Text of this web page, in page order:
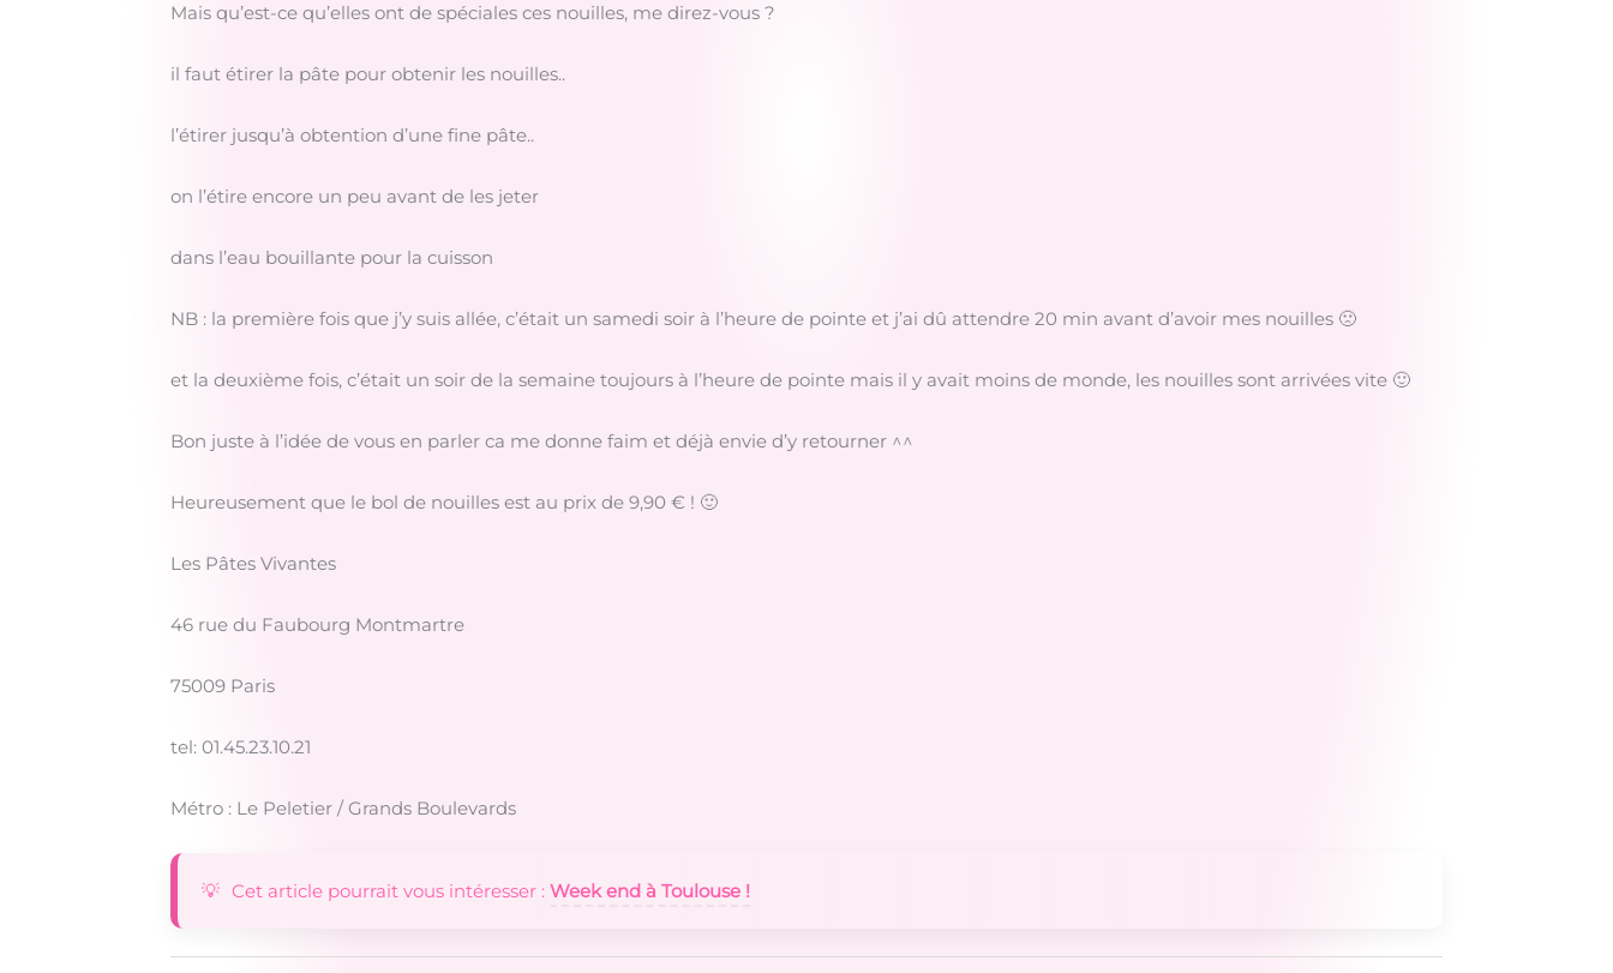
Mais qu’est-ce qu’elles ont de spéciales ces nouilles, me direz-vous ?
il faut étirer la pâte pour obtenir les nouilles..
l’étirer jusqu’à obtention d’une fine pâte..
on l’étire encore un peu avant de les jeter
dans l’eau bouillante pour la cuisson
NB : la première fois que j’y suis allée, c’était un samedi soir à l’heure de pointe et j’ai dû attendre 20 min avant d’avoir mes nouilles 🙁
et la deuxième fois, c’était un soir de la semaine toujours à l’heure de pointe mais il y avait moins de monde, les nouilles sont arrivées vite 🙂
Bon juste à l’idée de vous en parler ca me donne faim et déjà envie d’y retourner ^^
Heureusement que le bol de nouilles est au prix de 9,90 € ! 🙂
Les Pâtes Vivantes
46 rue du Faubourg Montmartre
75009 Paris
tel: 01.45.23.10.21
Métro : Le Peletier / Grands Boulevards
Cet article pourrait vous intéresser : Week end à Toulouse !